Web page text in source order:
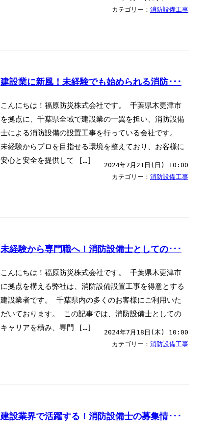
カテゴリー： 消防設備工事
建設業に新風！未経験でも始められる消防･･･
こんにちは！福原防災株式会社です。 千葉県木更津市
を拠点に、千葉県全域で建設業の一翼を担い、消防設備
士による消防設備の設置工事を行っている会社です。
未経験からプロを目指せる環境を整えており、お客様に
安心と安全を提供して […]
2024年7月21日(日) 10:00
カテゴリー： 消防設備工事
未経験から専門職へ！消防設備士としての･･･
こんにちは！福原防災株式会社です。 千葉県木更津市
に拠点を構える弊社は、消防設備設置工事を得意とする
建設業者です。 千葉県内の多くのお客様にご利用いた
だいております。 この記事では、消防設備士としての
キャリアを積み、専門 […]
2024年7月18日(木) 10:00
カテゴリー： 消防設備工事
建設業界で活躍する！消防設備士の募集情･･･